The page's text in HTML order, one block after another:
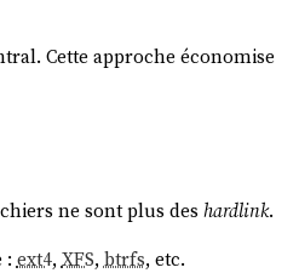
Cette approche économise
ne sont plus des hardlink.
: ext4, XFS, btrfs, etc.